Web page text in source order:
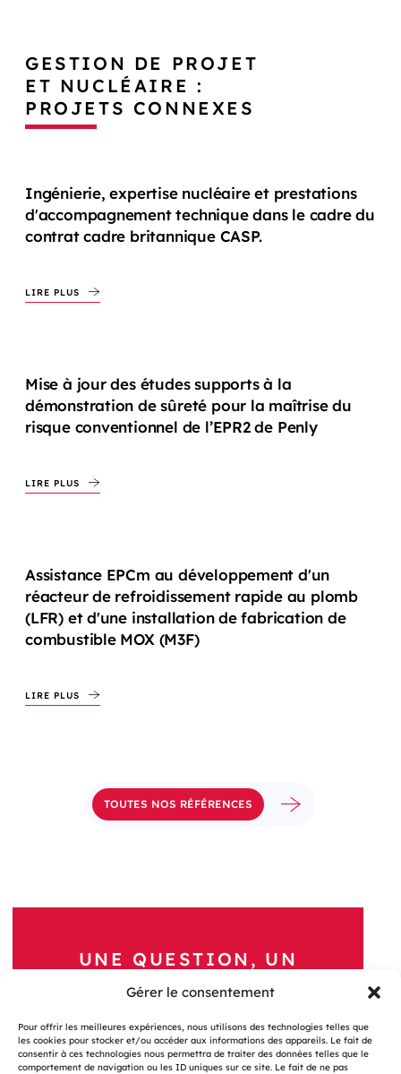
Gérer le consentement
Pour offrir les meilleures expériences, nous utilisons des technologies telles que
les cookies pour stocker et/ou accéder aux informations des appareils. Le fait de
consentir à ces technologies nous permettra de traiter des données telles que le
comportement de navigation ou les ID uniques sur ce site. Le fait de ne pas
GESTION DE PROJET
ET NUCLÉAIRE :
PROJETS CONNEXES
Ingénierie, expertise nucléaire et prestations
d'accompagnement technique dans le cadre du
contrat cadre britannique CASP.
LIRE PLUS
Mise à jour des études supports à la
démonstration de sûreté pour la maîtrise du
risque conventionnel de l’EPR2 de Penly
LIRE PLUS
Assistance EPCm au développement d'un
réacteur de refroidissement rapide au plomb
(LFR) et d'une installation de fabrication de
combustible MOX (M3F)
LIRE PLUS
TOUTES NOS RÉFÉRENCES
UNE QUESTION, UN
PROJET ?
Contactez-nous